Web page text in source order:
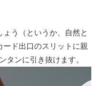
う（というか、自然と
ード出口のスリットに親
タンに引き抜けます。